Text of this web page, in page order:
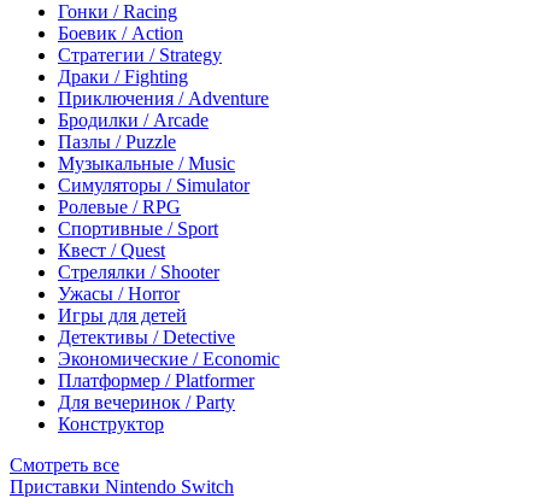
Гонки / Racing
Боевик / Action
Стратегии / Strategy
Драки / Fighting
Приключения / Adventure
Бродилки / Arcade
Пазлы / Puzzle
Музыкальные / Music
Симуляторы / Simulator
Ролевые / RPG
Спортивные / Sport
Квест / Quest
Стрелялки / Shooter
Ужасы / Horror
Игры для детей
Детективы / Detective
Экономические / Economic
Платформер / Platformer
Для вечеринок / Party
Конструктор
Смотреть все
Приставки Nintendo Switch